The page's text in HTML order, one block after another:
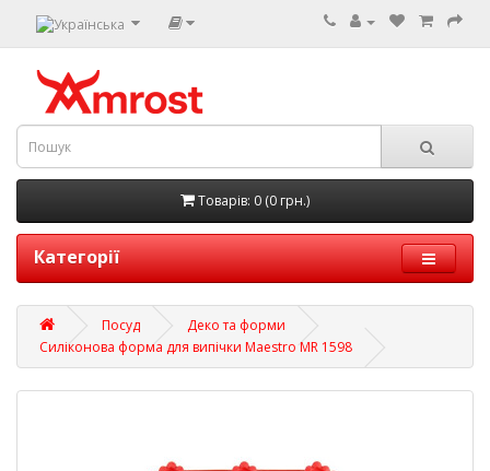
Товарів: 0 (0 грн.)
Категорії
Посуд
Деко та форми
Силіконова форма для випічки Maestro MR 1598